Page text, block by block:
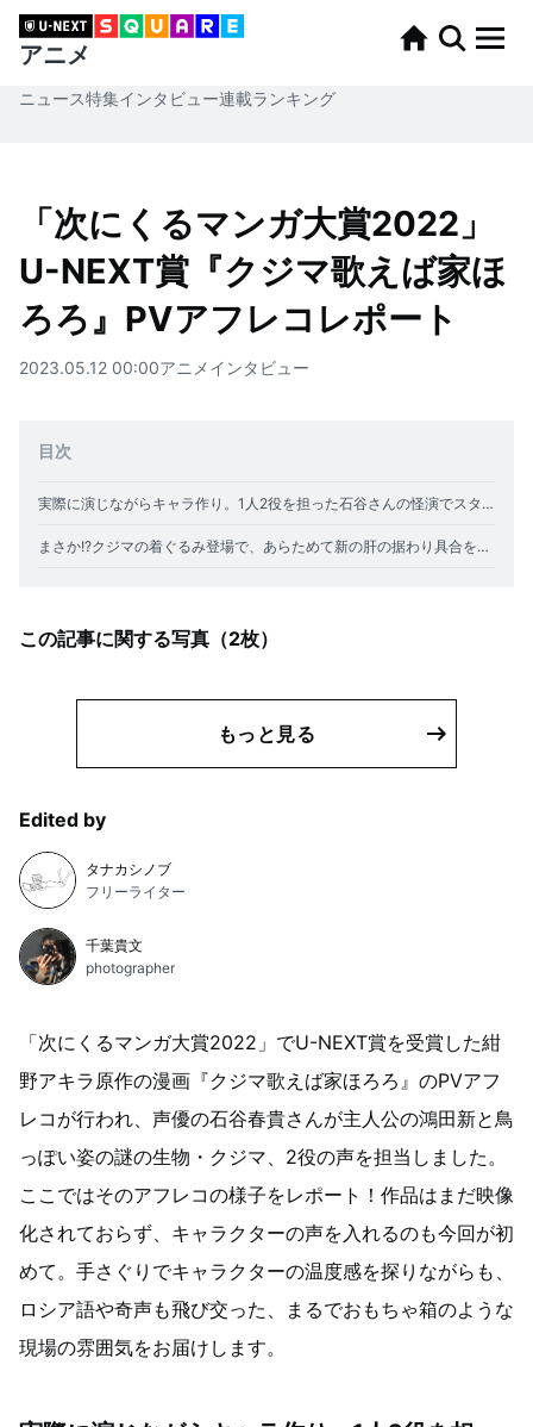
アニメ
ニュース特集インタビュー連載ランキング
「次にくるマンガ大賞2022」
U-NEXT賞『クジマ歌えば家ほ
ろろ』PVアフレコレポート
2023.05.12 00:00アニメ インタビュー
目次
実際に演じながらキャラ作り。1人2役を担った石谷さんの怪演でスタジオは爆笑の嵐に
まさか!?クジマの着ぐるみ登場で、あらためて新の肝の据わり具合を実感！
この記事に関する写真（2枚）
もっと見る
Edited by
タナカシノブ
フリーライター
千葉貴文
photographer
「次にくるマンガ大賞2022」でU-NEXT賞を受賞した紺
野アキラ原作の漫画『クジマ歌えば家ほろろ』のPVアフ
レコが行われ、声優の石谷春貴さんが主人公の鴻田新と鳥
っぽい姿の謎の生物・クジマ、2役の声を担当しました。
ここではそのアフレコの様子をレポート！作品はまだ映像
化されておらず、キャラクターの声を入れるのも今回が初
めて。手さぐりでキャラクターの温度感を探りながらも、
ロシア語や奇声も飛び交った、まるでおもちゃ箱のような
現場の雰囲気をお届けします。